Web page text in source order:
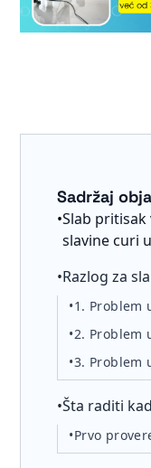
Sadržaj
•Slab pritisak
slavine curi
•Razlog za
•1. Problem
•2. Problem
•3. Problem
•Šta raditi
•Prvo